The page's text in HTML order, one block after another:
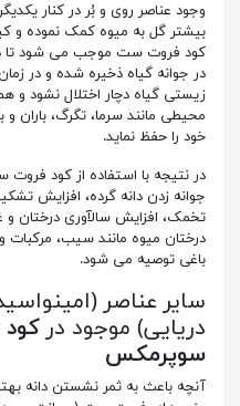
وجود عناصر روی و بُر در کنار
بیشتر گل به میوه کمک نموده و
کود فروت ست موجب می شود تا
در جوانه گیاه ذخیره شده و در
زیستی گیاه دچار اختلال نشود و
محیطی مانند سرما، تگرگ، باران
خود را حفظ نماید.
در نتیجه با استفاده از کود
جوانه زدن دانه گرده، افزایش
تخمک، افزایش سال­آوری درختان و
درختان میوه مانند سیب،
باغی توصیه می شود.
سایر عناصر
دریایی) موجود در
سوپرمکس
آنچه باعث به ثمر نشستن دانه